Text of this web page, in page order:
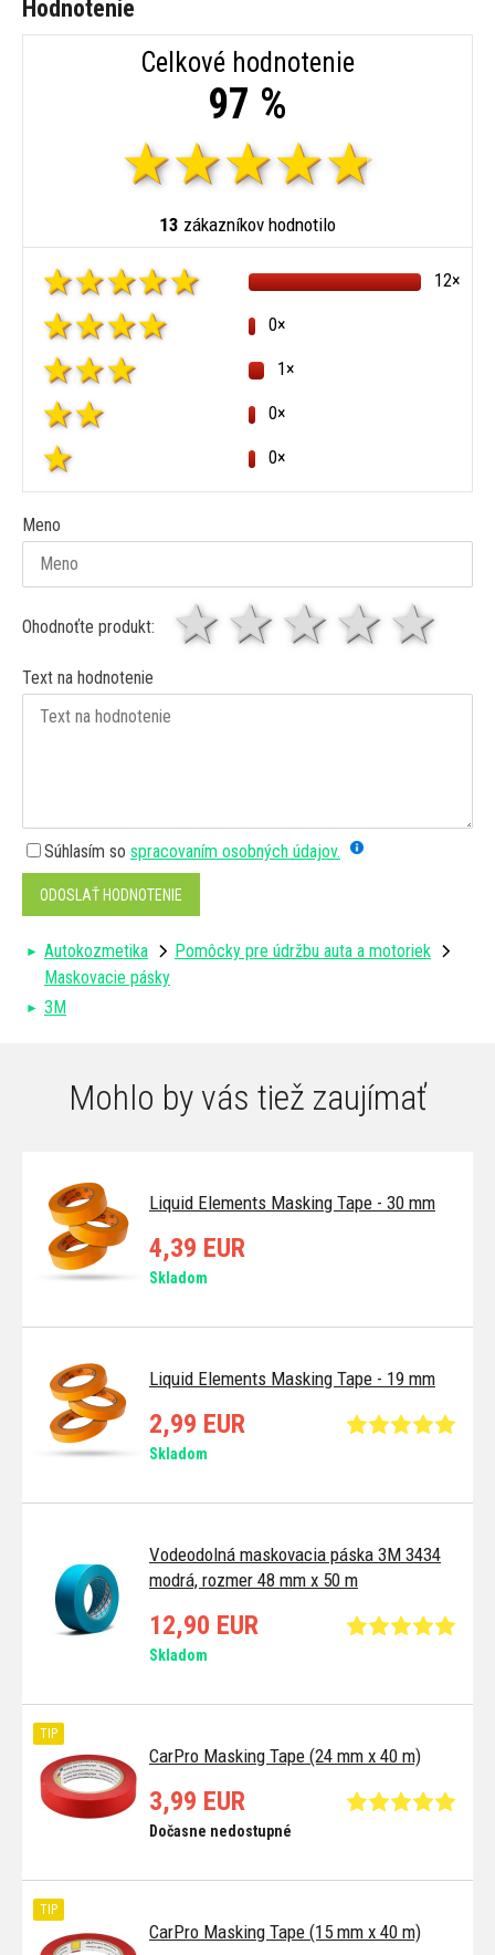
Hodnotenie
Celkové hodnotenie
97 %
13 zákazníkov hodnotilo
12×
0×
1×
0×
0×
Meno
Ohodnoťte produkt: 4
3
2 hviezdy
1 hviezda
Text na hodnotenie
Súhlasím so spracovaním osobných údajov.
ODOSLAŤ HODNOTENIE
Autokozmetika
Pomôcky pre údržbu auta a motoriek
Maskovacie pásky
3M
Mohlo by vás tiež zaujímať
Liquid Elements Masking Tape - 30 mm
4,39 EUR
Skladom
Liquid Elements Masking Tape - 19 mm
2,99 EUR
Skladom
Vodeodolná maskovacia páska 3M 3434
modrá, rozmer 48 mm x 50 m
12,90 EUR
Skladom
CarPro Masking Tape (24 mm x 40 m)
TIP
3,99 EUR
Dočasne nedostupné
CarPro Masking Tape (15 mm x 40 m)
TIP